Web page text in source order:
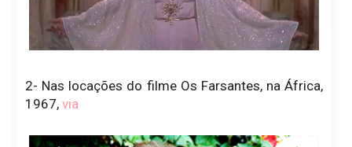
2- Nas locações do filme Os Farsantes, na África,
1967, via